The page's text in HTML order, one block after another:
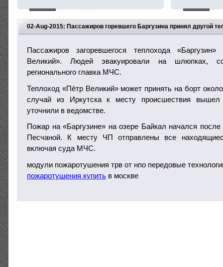
02-Aug-2015: Пассажиров горевшего Баргузина принял другой
Пассажиров загоревшегося теплохода
Великий». Людей эвакуировали на шлюпках,
регионального главка МЧС.
Теплоход «Пётр Великий» может принять на борт
случай из Иркутска к месту происшествия
уточнили в ведомстве.
Пожар на «Баргузине» на озере Байкал начался
Песчаной. К месту ЧП отправлены все
включая суда МЧС.
модули пожаротушения трв от нпо передовые
пожаротушения купить в москве